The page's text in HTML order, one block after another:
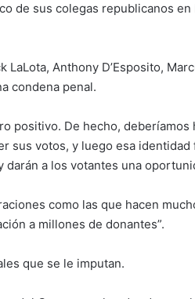
de sus colegas republicanos
Anthony D’Esposito,
condena penal.
positivo. De hecho,
sus votos, y luego esa
a los votantes una
como las que hacen
a millones de donantes”.
que se le imputan.